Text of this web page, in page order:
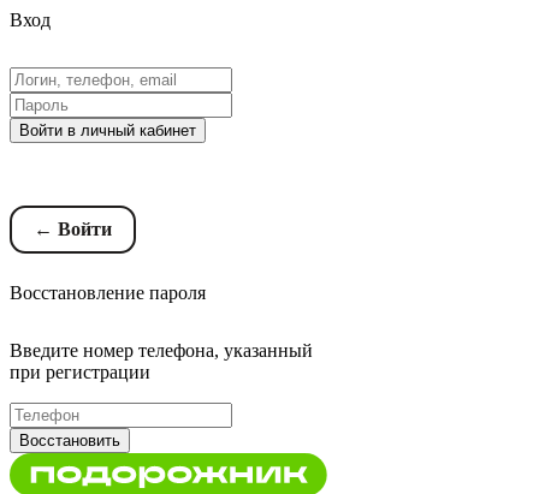
Вход
Войти в личный кабинет
← Войти
Восстановление пароля
Введите номер телефона, указанный
при регистрации
Восстановить